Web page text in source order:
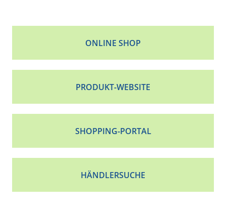
ONLINE SHOP
PRODUKT-WEBSITE
SHOPPING-PORTAL
HÄNDLERSUCHE